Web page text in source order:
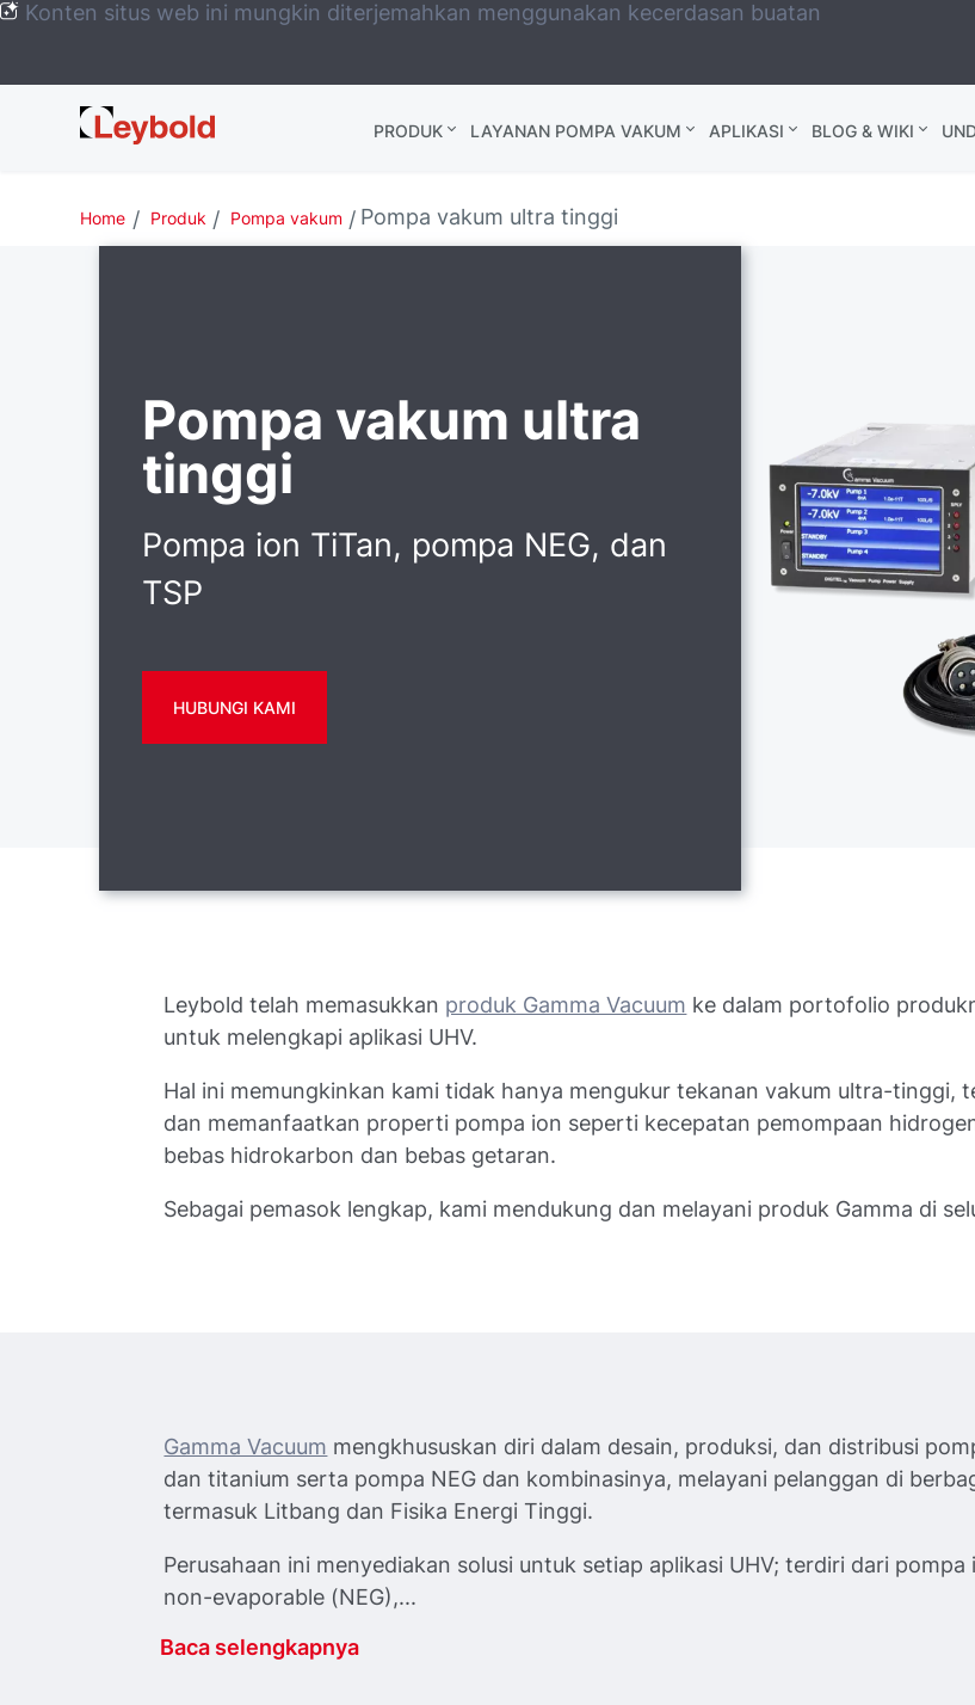
Konten situs web ini mungkin diterjemahkan menggunakan kecerdasan buatan
Leybold
Global
PRODUK LAYANAN POMPA VAKUM APLIKASI BLOG & WIKI
Home Produk Pompa vakum Pompa vakum ultra tinggi
Pompa vakum ultra
tinggi
Pompa ion TiTan, pompa NEG, dan
TSP
HUBUNGI KAMI
Leybold telah memasukkan produk Gamma Vacuum ke dalam portofolio
untuk melengkapi aplikasi UHV.
Hal ini memungkinkan kami tidak hanya mengukur tekanan vakum ultra-tinggi,
dan memanfaatkan properti pompa ion seperti kecepatan pemompaan
bebas hidrokarbon dan bebas getaran.
Sebagai pemasok lengkap, kami mendukung dan melayani produk Gamma di
Gamma Vacuum mengkhususkan diri dalam desain, produksi, dan distribusi
dan titanium serta pompa NEG dan kombinasinya, melayani pelanggan di
termasuk Litbang dan Fisika Energi Tinggi.
Perusahaan ini menyediakan solusi untuk setiap aplikasi UHV; terdiri dari
non-evaporable (NEG),...
Baca selengkapnya